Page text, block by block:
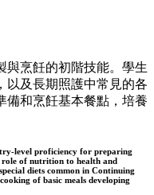
與烹飪的初階技能。學生
以及長期照護中常見的各
備和烹飪基本餐點，培養
level proficiency for preparing
role of nutrition to health and
diets common in Continuing
of basic meals developing